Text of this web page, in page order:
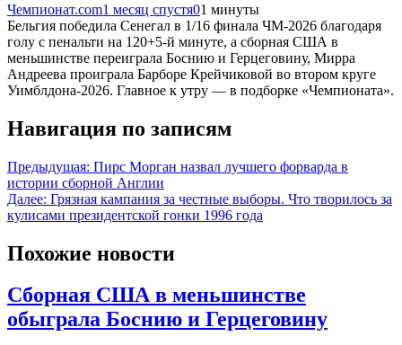
Чемпионат.com1 месяц спустя01 минуты
Бельгия победила Сенегал в 1/16 финала ЧМ-2026 благодаря
голу с пенальти на 120+5-й минуте, а сборная США в
меньшинстве переиграла Боснию и Герцеговину, Мирра
Андреева проиграла Барборе Крейчиковой во втором круге
Уимблдона-2026. Главное к утру — в подборке «Чемпионата».
Навигация по записям
Предыдущая: Пирс Морган назвал лучшего форварда в
истории сборной Англии
Далее: Грязная кампания за честные выборы. Что творилось за
кулисами президентской гонки 1996 года
Похожие новости
Сборная США в меньшинстве
обыграла Боснию и Герцеговину